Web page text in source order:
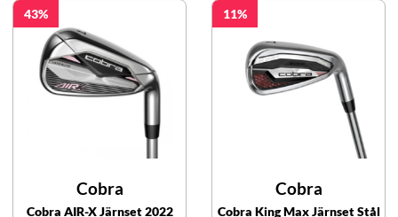
43
Cobra
Cobra AIR-X Järnset 2022
11
Cobra
Cobra King Max Järnset Stål